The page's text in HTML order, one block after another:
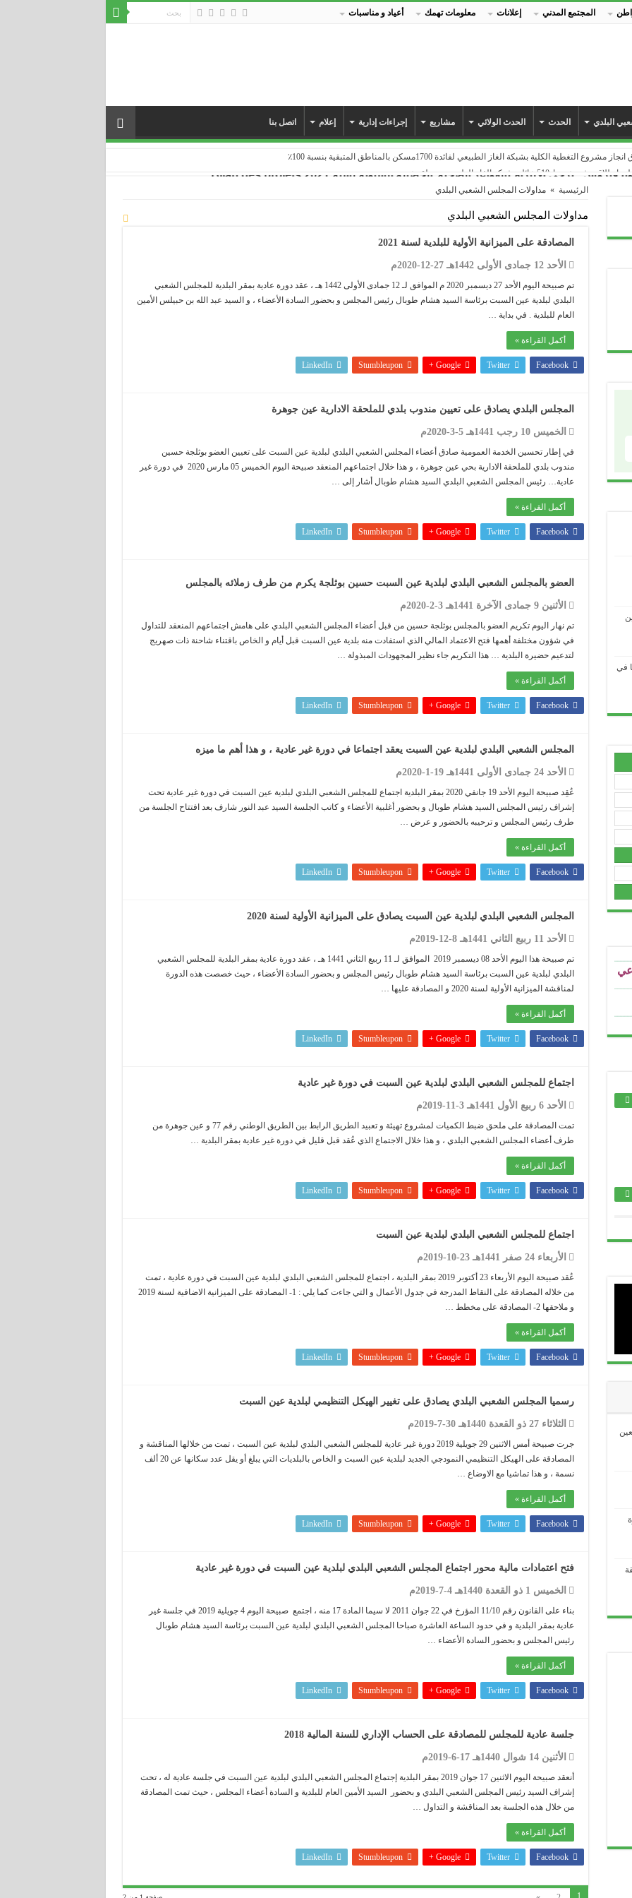
المجتمع المدني إعلانات معلومات تهمك أعياد و مناسبات
البلدي الحدث الحدث الولائي مشاريع إجراءات إدارية إعلام اتصل بنا
الكلية بشبكة الغاز الطبيعي لفائدة 1700مسكن بالمناطق المتبقية بنسبة 100٪
الغاز الطبيعي بمنطقة عين جوهرة
جوهرة بشبكة الغاز الطبيعي…
الوطني للبلدية
مطعمهم المدرسي الجديد
حيز الاستغلال
التطورية و تجزئة 47
: يرجى الالتزام بالقواعد الصحيةالحصيلة السنوية لسنة 2021 Bilan des projets
... ...
الرئيسية » مداولات المجلس الشعبي البلدي
مداولات المجلس الشعبي البلدي
المصادقة على الميزانية الأولية للبلدية لسنة 2021
الأحد 12 جمادى الأولى 1442هـ 27-12-2020م
تم صبيحة اليوم الأحد 27 ديسمبر 2020 م الموافق لـ 12 جمادى الأولى 1442 هـ ، عقد دورة عادية بمقر البلدية للمجلس الشعبي
البلدي لبلدية عين السبت برئاسة السيد هشام طوبال رئيس المجلس و بحضور السادة الأعضاء ، و السيد عبد الله بن حبيلس الأمين
العام للبلدية . في بداية …
أكمل القراءة »
Facebook
Twitter
Google +
Stumbleupon
LinkedIn
المجلس البلدي يصادق على تعيين مندوب بلدي للملحقة الادارية عين جوهرة
الخميس 10 رجب 1441هـ 5-3-2020م
في إطار تحسين الخدمة العمومية صادق أعضاء المجلس الشعبي البلدي لبلدية عين السبت على تعيين العضو بوثلجة حسين
مندوب بلدي للملحقة الادارية بحي عين جوهرة ، و هذا خلال اجتماعهم المنعقد صبيحة اليوم الخميس 05 مارس 2020 في دورة غير
عادية… رئيس المجلس الشعبي البلدي السيد هشام طوبال أشار إلى …
أكمل القراءة »
Facebook
Twitter
Google +
Stumbleupon
LinkedIn
العضو بالمجلس الشعبي البلدي لبلدية عين السبت حسين بوثلجة يكرم من طرف زملائه بالمجلس
الأثنين 9 جمادى الآخرة 1441هـ 3-2-2020م
تم نهار اليوم تكريم العضو بالمجلس بوثلجة حسين من قبل أعضاء المجلس الشعبي البلدي على هامش اجتماعهم المنعقد للتداول
في شؤون مختلفة أهمها فتح الاعتماد المالي الذي استفادت منه بلدية عين السبت قبل أيام و الخاص باقتناء شاحنة ذات صهريج
لتدعيم حضيرة البلدية … هذا التكريم جاء نظير المجهودات المبذولة …
أكمل القراءة »
Facebook
Twitter
Google +
Stumbleupon
LinkedIn
المجلس الشعبي البلدي لبلدية عين السبت يعقد اجتماعا في دورة غير عادية ، و هذا أهم ما ميزه
الأحد 24 جمادى الأولى 1441هـ 19-1-2020م
عُقِد صبيحة اليوم الأحد 19 جانفي 2020 بمقر البلدية اجتماع للمجلس الشعبي البلدي لبلدية عين السبت في دورة غير عادية تحت
إشراف رئيس المجلس السيد هشام طوبال و بحضور أغلبية الأعضاء و كاتب الجلسة السيد عبد النور شارف بعد افتتاح الجلسة من
طرف رئيس المجلس و ترحيبه بالحضور و عرض …
أكمل القراءة »
Facebook
Twitter
Google +
Stumbleupon
LinkedIn
المجلس الشعبي البلدي لبلدية عين السبت يصادق على الميزانية الأولية لسنة 2020
الأحد 11 ربيع الثاني 1441هـ 8-12-2019م
تم صبيحة هذا اليوم الأحد 08 ديسمبر 2019 الموافق لـ 11 ربيع الثاني 1441 هـ ، عقد دورة عادية بمقر البلدية للمجلس الشعبي
البلدي لبلدية عين السبت برئاسة السيد هشام طوبال رئيس المجلس و بحضور السادة الأعضاء ، حيث خصصت هذه الدورة
لمناقشة الميزانية الأولية لسنة 2020 و المصادقة عليها …
أكمل القراءة »
Facebook
Twitter
Google +
Stumbleupon
LinkedIn
اجتماع للمجلس الشعبي البلدي لبلدية عين السبت في دورة غير عادية
الأحد 6 ربيع الأول 1441هـ 3-11-2019م
تمت المصادقة على ملحق ضبط الكميات لمشروع تهيئة و تعبيد الطريق الرابط بين الطريق الوطني رقم 77 و عين جوهرة من
طرف أعضاء المجلس الشعبي البلدي ، و هذا خلال الاجتماع الذي عُقد قبل قليل في دورة غير عادية بمقر البلدية …
أكمل القراءة »
Facebook
Twitter
Google +
Stumbleupon
LinkedIn
اجتماع للمجلس الشعبي البلدي لبلدية عين السبت
الأربعاء 24 صفر 1441هـ 23-10-2019م
عُقد صبيحة اليوم الأربعاء 23 أكتوبر 2019 بمقر البلدية ، اجتماع للمجلس الشعبي البلدي لبلدية عين السبت في دورة عادية ، تمت
من خلاله المصادقة على النقاط المدرجة في جدول الأعمال و التي جاءت كما يلي : 1- المصادقة على الميزانية الاضافية لسنة 2019
و ملاحقها 2- المصادقة على مخطط …
أكمل القراءة »
Facebook
Twitter
Google +
Stumbleupon
LinkedIn
رسميا المجلس الشعبي البلدي يصادق على تغيير الهيكل التنظيمي لبلدية عين السبت
الثلاثاء 27 ذو القعدة 1440هـ 30-7-2019م
جرت صبيحة أمس الاثنين 29 جويلية 2019 دورة غير عادية للمجلس الشعبي البلدي لبلدية عين السبت ، تمت من خلالها المناقشة و
المصادقة على الهيكل التنظيمي النمودجي الجديد لبلدية عين السبت و الخاص بالبلديات التي يبلغ أو يقل عدد سكانها عن 20 ألف
نسمة ، و هذا تماشيا مع الاوضاع …
أكمل القراءة »
Facebook
Twitter
Google +
Stumbleupon
LinkedIn
فتح اعتمادات مالية محور اجتماع المجلس الشعبي البلدي لبلدية عين السبت في دورة غير عادية
الخميس 1 ذو القعدة 1440هـ 4-7-2019م
بناء على القانون رقم 11/10 المؤرخ في 22 جوان 2011 لا سيما المادة 17 منه ، اجتمع صبيحة اليوم 4 جويلية 2019 في جلسة غير
عادية بمقر البلدية و في حدود الساعة العاشرة صباحا المجلس الشعبي البلدي لبلدية عين السبت برئاسة السيد هشام طوبال
رئيس المجلس و بحضور السادة الأعضاء …
أكمل القراءة »
Facebook
Twitter
Google +
Stumbleupon
LinkedIn
جلسة عادية للمجلس للمصادقة على الحساب الإداري للسنة المالية 2018
الأثنين 14 شوال 1440هـ 17-6-2019م
أنعقد صبيحة اليوم الاثنين 17 جوان 2019 بمقر البلدية إجتماع المجلس الشعبي البلدي لبلدية عين السبت في جلسة عادية له ، تحت
إشراف السيد رئيس المجلس الشعبي البلدي و بحضور السيد الأمين العام للبلدية و السادة أعضاء المجلس ، حيث تمت المصادقة
من خلال هذه الجلسة بعد المناقشة و التداول …
أكمل القراءة »
Facebook
Twitter
Google +
Stumbleupon
LinkedIn
في